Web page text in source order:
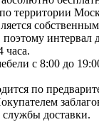
территории
интервал
часа.
с 8:00 до
по
доставки.